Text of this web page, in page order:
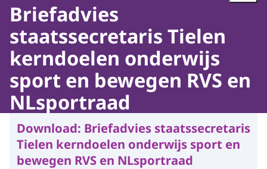
Briefadvies
staatssecretaris Tielen
kerndoelen onderwijs
sport en bewegen RVS en
NLsportraad
Download: Briefadvies staatssecretaris
Tielen kerndoelen onderwijs sport en
bewegen RVS en NLsportraad